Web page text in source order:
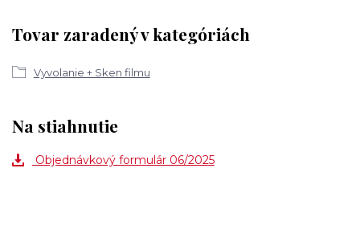
Tovar zaradený v kategóriách
Vyvolanie + Sken filmu
Na stiahnutie
Objednávkový formulár 06/2025